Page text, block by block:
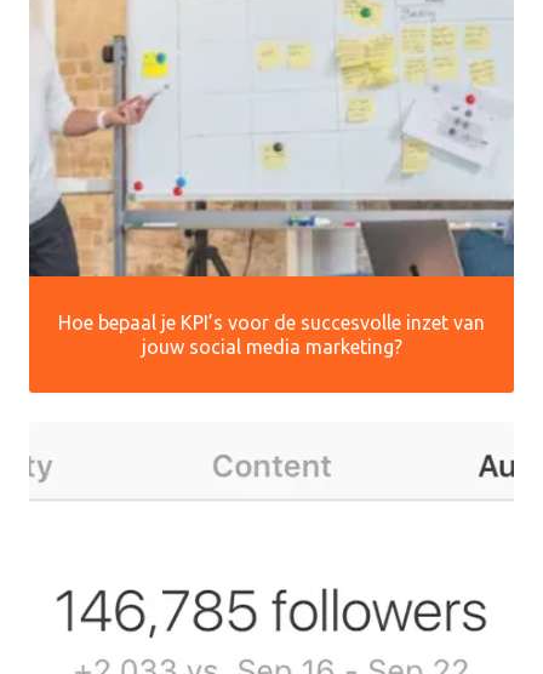
Hoe bepaal je KPI’s voor de succesvolle inzet van
jouw social media marketing?